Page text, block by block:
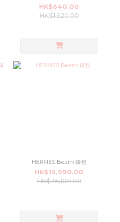
HK$640.00
HK$1,920.00
HERMES Bearn 銀包
HK$13,990.00
HK$36,100.00